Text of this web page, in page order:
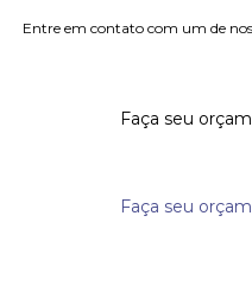
Entre em contato com um de
Faça seu
Faça seu